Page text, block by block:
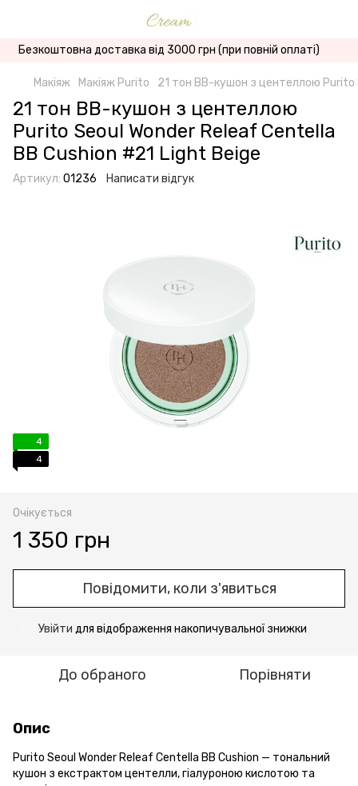
Безкоштовна доставка від 3000 грн (при повній оплаті)
Макіяж Макіяж Purito 21 тон BB-кушон з центеллою Purito
21 тон BB-кушон з центеллою
Purito Seoul Wonder Releaf Centella
BB Cushion #21 Light Beige
Артикул: 01236 Написати відгук
4
4
Очікується
1 350 грн
Повідомити, коли з'явиться
Увійти для відображення накопичувальної знижки
До обраного Порівняти
Опис
Purito Seoul Wonder Releaf Centella BB Cushion — тональний
кушон з екстрактом центелли, гіалуроною кислотою та